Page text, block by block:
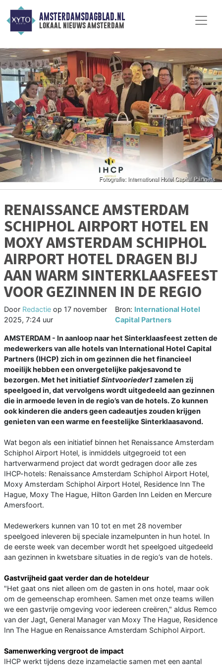
AMSTERDAMSDAGBLAD.NL
lokaal nieuws amsterdam
RENAISSANCE AMSTERDAM
SCHIPHOL AIRPORT HOTEL EN
MOXY AMSTERDAM SCHIPHOL
AIRPORT HOTEL DRAGEN BIJ
AAN WARM SINTERKLAASFEEST
VOOR GEZINNEN IN DE REGIO
Door Redactie op 17 november
2025, 7:24 uur
Bron: International Hotel
Capital Partners
AMSTERDAM - In aanloop naar het Sinterklaasfeest zetten de
medewerkers van alle hotels van International Hotel Capital
Partners (IHCP) zich in om gezinnen die het financieel
moeilijk hebben een onvergetelijke pakjesavond te
bezorgen. Met het initiatiefSintvoorieder1 zamelen zij
speelgoed in, dat vervolgens wordt uitgedeeld aan gezinnen
die in armoede leven in de regio’s van de hotels. Zo kunnen
ook kinderen die anders geen cadeautjes zouden krijgen
genieten van een warme en feestelijke Sinterklaasavond.
Wat begon als een initiatief binnen het Renaissance Amsterdam
Schiphol Airport Hotel, is inmiddels uitgegroeid tot een
hartverwarmend project dat wordt gedragen door alle zes
IHCP-hotels: Renaissance Amsterdam Schiphol Airport Hotel,
Moxy Amsterdam Schiphol Airport Hotel, Residence Inn The
Hague, Moxy The Hague, Hilton Garden Inn Leiden en Mercure
Amersfoort.
Medewerkers kunnen van 10 tot en met 28 november
speelgoed inleveren bij speciale inzamelpunten in hun hotel. In
de eerste week van december wordt het speelgoed uitgedeeld
aan gezinnen in kwetsbare situaties in de regio’s van de hotels.
Gastvrijheid gaat verder dan de hoteldeur
"Het gaat ons niet alleen om de gasten in ons hotel, maar ook
om de gemeenschap eromheen. Samen met onze teams willen
we een gastvrije omgeving voor iedereen creëren," aldus Remco
van der Jagt, General Manager van Moxy The Hague, Residence
Inn The Hague en Renaissance Amsterdam Schiphol Airport.
Samenwerking vergroot de impact
IHCP werkt tijdens deze inzamelactie samen met een aantal